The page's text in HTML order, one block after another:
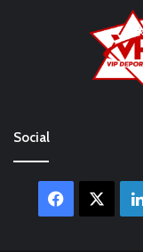
Social
Facebook